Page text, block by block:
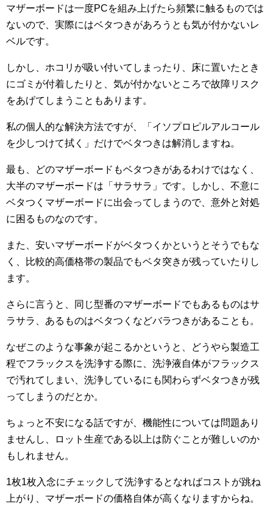
マザーボードは一度PCを組み上げたら頻繁に触るものでは
ないので、実際にはベタつきがあろうとも気が付かないレ
ベルです。
しかし、ホコリが吸い付いてしまったり、床に置いたとき
にゴミが付着したりと、気が付かないところで故障リスク
をあげてしまうこともあります。
私の個人的な解決方法ですが、「イソプロピルアルコール
を少しつけて拭く」だけでベタつきは解消しますね。
最も、どのマザーボードもベタつきがあるわけではなく、
大半のマザーボードは「サラサラ」です。しかし、不意に
ベタつくマザーボードに出会ってしまうので、意外と対処
に困るものなのです。
また、安いマザーボードがベタつくかというとそうでもな
く、比較的高価格帯の製品でもベタ突きが残っていたりし
ます。
さらに言うと、同じ型番のマザーボードでもあるものはサ
ラサラ、あるものはベタつくなどバラつきがあることも。
なぜこのような事象が起こるかというと、どうやら製造工
程でフラックスを洗浄する際に、洗浄液自体がフラックス
で汚れてしまい、洗浄しているにも関わらずベタつきが残
ってしまうのだとか。
ちょっと不安になる話ですが、機能性については問題あり
ませんし、ロット生産である以上は防ぐことが難しいのか
もしれません。
1枚1枚入念にチェックして洗浄するとなればコストが跳ね
上がり、マザーボードの価格自体が高くなりますからね。